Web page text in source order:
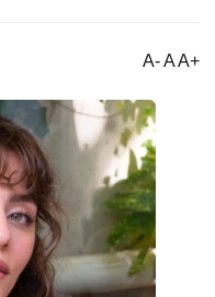
A- A A+